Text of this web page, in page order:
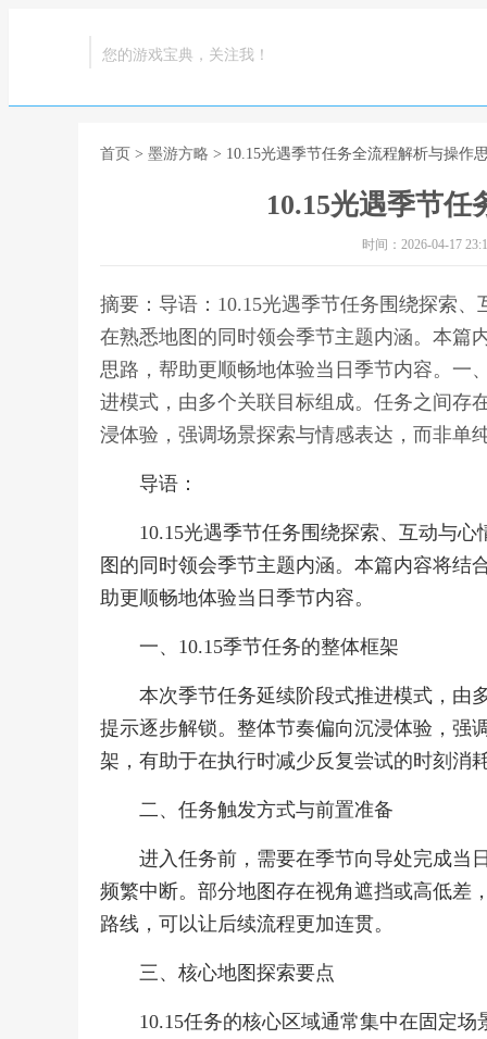
您的游戏宝典，关注我！
首页 > 墨游方略 > 10.15光遇季节任务全流程解析与操作
10.15光遇季节
时间：2026-04-17
摘要：导语：10.15光遇季节任务围绕探索
在熟悉地图的同时领会季节主题内涵。本篇
思路，帮助更顺畅地体验当日季节内容。一
进模式，由多个关联目标组成。任务之间存
浸体验，强调场景探索与情感表达，而非单
导语：
10.15光遇季节任务围绕探索、互动与
图的同时领会季节主题内涵。本篇内容将结
助更顺畅地体验当日季节内容。
一、10.15季节任务的整体框架
本次季节任务延续阶段式推进模式，由
提示逐步解锁。整体节奏偏向沉浸体验，强
架，有助于在执行时减少反复尝试的时刻消
二、任务触发方式与前置准备
进入任务前，需要在季节向导处完成当
频繁中断。部分地图存在视角遮挡或高低差
路线，可以让后续流程更加连贯。
三、核心地图探索要点
10.15任务的核心区域通常集中在固定